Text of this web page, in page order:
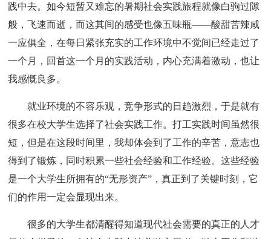
践中去。如今短暂又难忘的暑期社会实践旅程就像白驹过隙
般，飞速而逝，而这其间的感受也像五味瓶——酸甜苦辣咸
一应俱全，在每日紧张充实的工作环境中不觉间已经走过了
一个月，回首这一个月的实践活动，内心充满着激动，也让
我感慨良多。
就业环境的不容乐观，竞争形式的日趋激烈，于是就有
很多在校大学生选择了社会实践工作。打工实践时间虽然很
短，但是在这段时间里，我却体会到了工作的辛苦，意志也
得到了锻炼，同时积累一些社会经验和工作经验。这些经验
是一个大学生所拥有的“无形资产”，真正到了关键时刻，它
们的作用一定会显现出来。
很多的大学生都清醒得知道现代社会需要的真正的人才